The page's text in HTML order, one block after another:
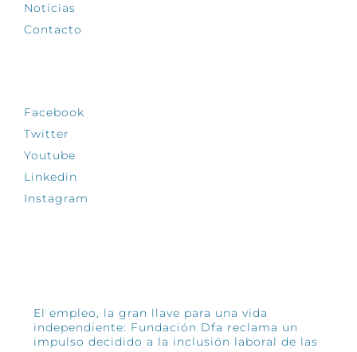
Noticias
Contacto
Facebook
Twitter
Youtube
Linkedin
Instagram
El empleo, la gran llave para una vida
independiente: Fundación Dfa reclama un
impulso decidido a la inclusión laboral de las